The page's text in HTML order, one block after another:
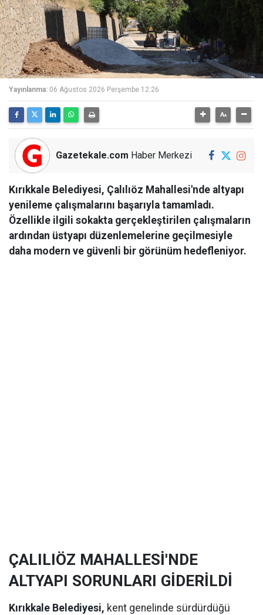
Yayınlanma: 06 Ağustos 2026 Perşembe 12:26
Gazetekale.com Haber Merkezi
Kırıkkale Belediyesi, Çalılıöz Mahallesi'nde altyapı
yenileme çalışmalarını başarıyla tamamladı.
Özellikle ilgili sokakta gerçekleştirilen çalışmaların
ardından üstyapı düzenlemelerine geçilmesiyle
daha modern ve güvenli bir görünüm hedefleniyor.
ÇALILIÖZ MAHALLESİ'NDE
ALTYAPI SORUNLARI GİDERİLDİ
Kırıkkale Belediyesi, kent genelinde sürdürdüğü